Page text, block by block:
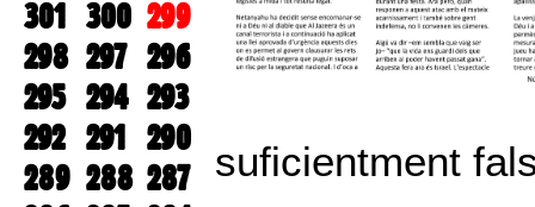
301 300 299
298 297 296
295 294 293
292 291 290
289 288 287
suficientment